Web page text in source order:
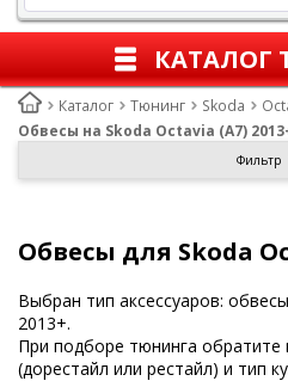
КАТАЛОГ
Каталог Тюнинг Skoda
Обвесы на Skoda Octavia (A7)
Фильтр
Обвесы для Skoda
Выбран тип аксессуаров:
2013+.
При подборе тюнинга обратите
(дорестайл или рестайл) и тип